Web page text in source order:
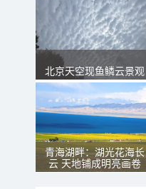
北京天空现鱼鳞云景观
青海湖畔：湖光花海长
云 天地铺成明亮画卷